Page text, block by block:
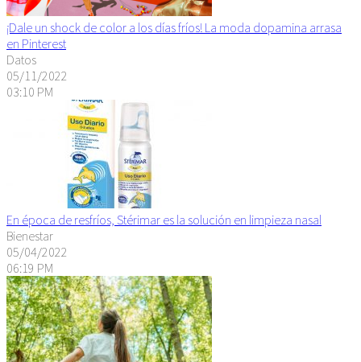
¡Dale un shock de color a los días fríos! La moda dopamina arrasa
en Pinterest
Datos
05/11/2022
03:10 PM
En época de resfríos, Stérimar es la solución en limpieza nasal
Bienestar
05/04/2022
06:19 PM